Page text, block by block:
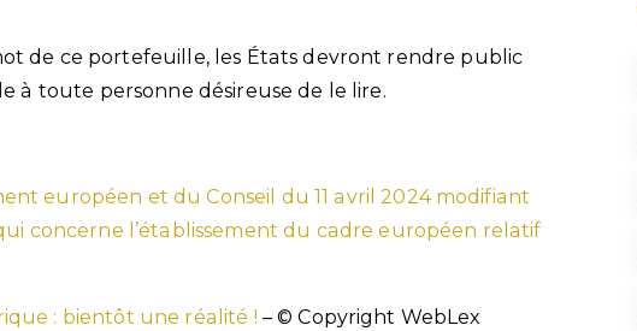
de ce portefeuille, les États devront rendre public
à toute personne désireuse de le lire.
européen et du Conseil du 11 avril 2024 modifiant
concerne l’établissement du cadre européen relatif
: bientôt une réalité ! – © Copyright WebLex